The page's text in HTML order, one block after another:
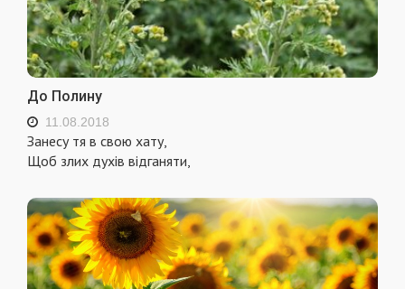
До Полину
11.08.2018
Занесу тя в свою хату,
Щоб злих духів відганяти,